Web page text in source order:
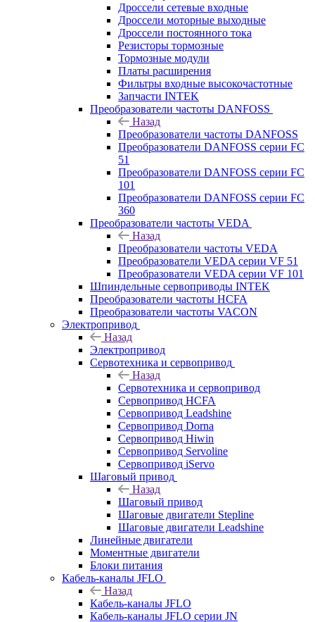
Дроссели сетевые входные
Дроссели моторные выходные
Дроссели постоянного тока
Резисторы тормозные
Тормозные модули
Платы расширения
Фильтры входные высокочастотные
Запчасти INTEK
Преобразователи частоты DANFOSS
Назад
Преобразователи частоты DANFOSS
Преобразователи DANFOSS серии FC
51
Преобразователи DANFOSS серии FC
101
Преобразователи DANFOSS серии FC
360
Преобразователи частоты VEDA
Назад
Преобразователи частоты VEDA
Преобразователи VEDA серии VF 51
Преобразователи VEDA серии VF 101
Шпиндельные сервоприводы INTEK
Преобразователи частоты HCFA
Преобразователи частоты VACON
Электропривод
Назад
Электропривод
Сервотехника и сервопривод
Назад
Сервотехника и сервопривод
Сервопривод HCFA
Сервопривод Leadshine
Сервопривод Dorna
Сервопривод Hiwin
Сервопривод Servoline
Сервопривод iServo
Шаговый привод
Назад
Шаговый привод
Шаговые двигатели Stepline
Шаговые двигатели Leadshine
Линейные двигатели
Моментные двигатели
Блоки питания
Кабель-каналы JFLO
Назад
Кабель-каналы JFLO
Кабель-каналы JFLO серии JN